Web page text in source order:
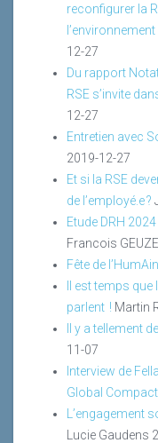
reconfigurer la
12-27
Du rapport
RSE s’invite
12-27
Entretien avec
2019-12-27
Et si la RSE
de l’employé.e ?
Etude DRH
Francois GEUZE
Fête de l’HumAin
Il est temps que
parlent ! Martin
Il y a tellement
11-07
Interview de
Global
L’engagement
Lucie Gaudens